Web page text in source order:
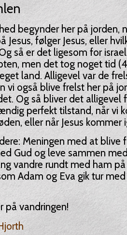
begynder her på jorden,
Jesus, følger Jesus, eller
så er det ligesom for
men det tog noget tid
land. Alligevel var de
vi også blive frelst her på
Og så bliver det alligevel
perfekt tilstand, når vi
eller når Jesus kommer
Meningen med at blive
Gud og leve sammen
vandre rundt med ham
Adam og Eva gik tur med
på vandringen!